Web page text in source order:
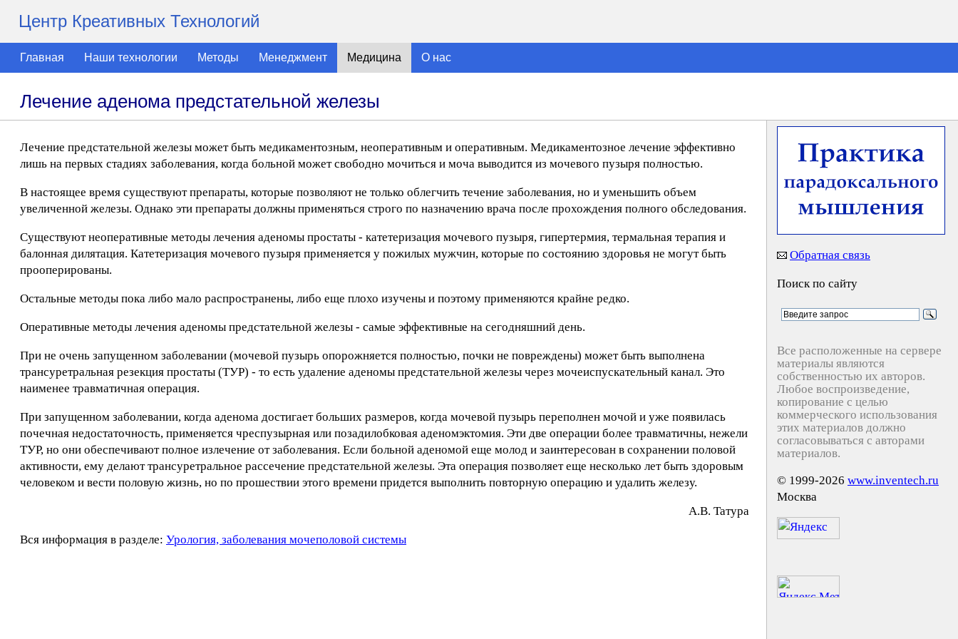
Центр Креативных Технологий
Главная Наши технологии Методы Менеджмент Медицина О нас
Лечение аденома предстательной железы
Лечение предстательной железы может быть медикаментозным, неоперативным и оперативным. Медикаментозное лечение эффективно
лишь на первых стадиях заболевания, когда больной может свободно мочиться и моча выводится из мочевого пузыря полностью.
В настоящее время существуют препараты, которые позволяют не только облегчить течение заболевания, но и уменьшить объем
увеличенной железы. Однако эти препараты должны применяться строго по назначению врача после прохождения полного обследования.
Существуют неоперативные методы лечения аденомы простаты - катетеризация мочевого пузыря, гипертермия, термальная терапия и
балонная дилятация. Катетеризация мочевого пузыря применяется у пожилых мужчин, которые по состоянию здоровья не могут быть
прооперированы.
Остальные методы пока либо мало распространены, либо еще плохо изучены и поэтому применяются крайне редко.
Оперативные методы лечения аденомы предстательной железы - самые эффективные на сегодняшний день.
При не очень запущенном заболевании (мочевой пузырь опорожняется полностью, почки не повреждены) может быть выполнена
трансуретральная резекция простаты (ТУР) - то есть удаление аденомы предстательной железы через мочеиспускательный канал. Это
наименее травматичная операция.
При запущенном заболевании, когда аденома достигает больших размеров, когда мочевой пузырь переполнен мочой и уже появилась
почечная недостаточность, применяется чреспузырная или позадилобковая аденомэктомия. Эти две операции более травматичны, нежели
ТУР, но они обеспечивают полное излечение от заболевания. Если больной аденомой еще молод и заинтересован в сохранении половой
активности, ему делают трансуретральное рассечение предстательной железы. Эта операция позволяет еще несколько лет быть здоровым
человеком и вести половую жизнь, но по прошествии этого времени придется выполнить повторную операцию и удалить железу.
A.B. Taтypa
Вся информация в разделе: Урология, заболевания мочеполовой системы
Обратная связь
Поиск по сайту
Все расположенные на сервере
материалы являются
собственностью их авторов.
Любое воспроизведение,
копирование с целью
коммерческого использования
этих материалов должно
согласовываться с авторами
материалов.
© 1999-2026 www.inventech.ru
Москва